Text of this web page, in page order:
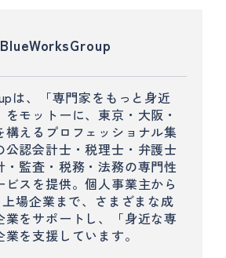
BlueWorksGroup
は、「専門家をもっと身近
モットーに、東京・大阪・
構えるプロフェッショナル集
公認会計士・税理士・弁護士
・監査・税務・法務の専門性
ビスを提供。個人事業主から
場企業まで、さまざまな成
業をサポートし、「身近な専
を支援しています。